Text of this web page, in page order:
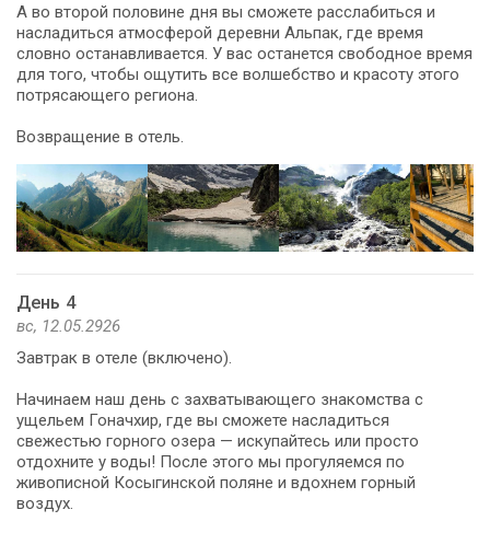
А во второй половине дня вы сможете расслабиться и
насладиться атмосферой деревни Альпак, где время
словно останавливается. У вас останется свободное время
для того, чтобы ощутить все волшебство и красоту этого
потрясающего региона.
Возвращение в отель.
День 4
вс, 12.05.2926
Завтрак в отеле (включено).
Начинаем наш день с захватывающего знакомства с
ущельем Гоначхир, где вы сможете насладиться
свежестью горного озера — искупайтесь или просто
отдохните у воды! После этого мы прогуляемся по
живописной Косыгинской поляне и вдохнем горный
воздух.